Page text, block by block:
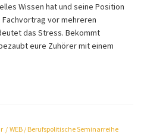
Wissen hat und seine Position
vor mehreren
das Stress. Bekommt
eure Zuhörer mit einem
WEB / Berufspolitische Seminarreihe